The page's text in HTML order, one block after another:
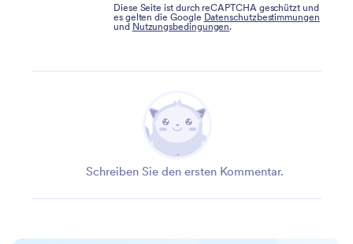
Diese Seite ist durch reCAPTCHA geschützt und
es gelten die Google Datenschutzbestimmungen
und Nutzungsbedingungen.
Schreiben Sie den ersten Kommentar.